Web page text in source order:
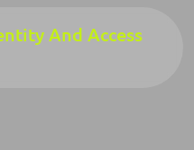
And Access